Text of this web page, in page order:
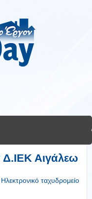
Δ.ΙΕΚ Αιγάλεω
Ηλεκτρονικό ταχυδρομείο